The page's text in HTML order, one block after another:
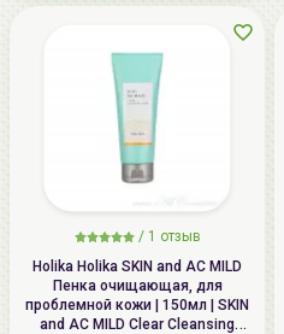
/ 1 отзыв
Holika Holika SKIN and AC MILD
Пенка очищающая, для
проблемной кожи | 150мл | SKIN
and AC MILD Clear Cleansing